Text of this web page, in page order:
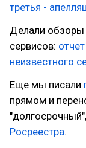
третья -
Делали обзоры
сервисов:
неизвестного
Еще мы писали
прямом и
Росреестра.